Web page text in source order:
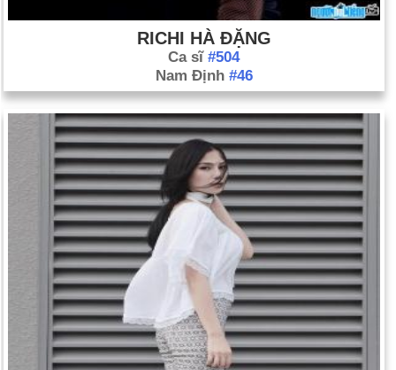
chết 26 người. Các nạn nhân bao gồm 20 trẻ em từ 6 đến 7
RICHI HÀ ĐẶNG
Ca sĩ #504
Nam Định #46